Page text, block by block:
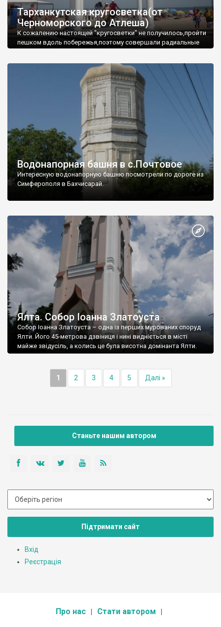
Тарханкутская кругосветка(от
Черноморского до Атлеша)
К сожалению настоящей "кругосветки" не получилось,пройти
пешком вдоль побережья,поэтому совершали радиальные
Водонапорная башня в с.Почтовое
Интересную водонапорную башню посмотрели по дороге из
Симферополя в Бахчисарай.
Ялта. Собор Іоанна Златоуста
Собор Іоанна Златоуста – одна із перших мурованих споруд
Ялти. Його 45-метрова дзвіниця і нині видніється в місті
майже звідусіль, а колись це була висотна домінанта Ялти.
1 2 3 4 5 Далі »
Станьте нашим автором
Підтримати сайт
Вхід
Реєстрація
Про нас Стати автором